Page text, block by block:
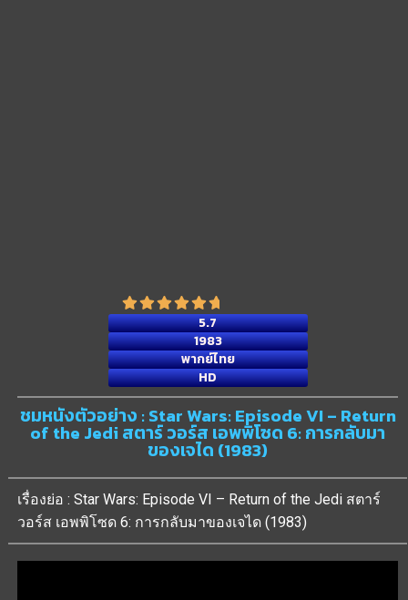
5.7
1983
พากย์ไทย
HD
ชมหนังตัวอย่าง : Star Wars: Episode VI – Return
of the Jedi สตาร์ วอร์ส เอพพิโซด 6: การกลับมา
ของเจได (1983)
เรื่องย่อ : Star Wars: Episode VI – Return of the Jedi สตาร์
วอร์ส เอพพิโซด 6: การกลับมาของเจได (1983)